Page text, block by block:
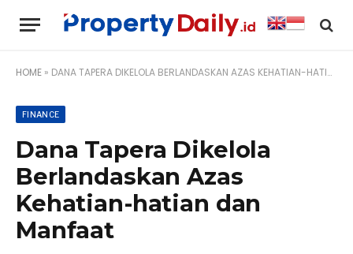
HOME » DANA TAPERA DIKELOLA BERLANDASKAN AZAS KEHATIAN-HATIAN DAN MANFAAT
FINANCE
Dana Tapera Dikelola
Berlandaskan Azas
Kehatian-hatian dan
Manfaat